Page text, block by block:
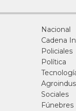
Nacional
Cadena
Policiales
Política
Sociales
Fúnebres